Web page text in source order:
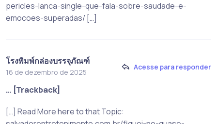
pericles-lanca-single-que-fala-sobre-saudade-e-
emocoes-superadas/ […]
โรงพิมพ์กล่องบรรจุภัณฑ์
16 de dezembro de 2025
Acesse para responder
… [Trackback]
[…] Read More here to that Topic: